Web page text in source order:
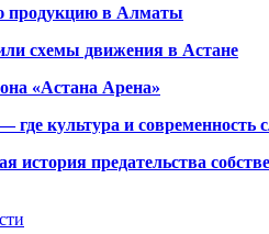
продукцию в Алматы
схемы движения в Астане
«Астана Арена»
где культура и современность
история предательства